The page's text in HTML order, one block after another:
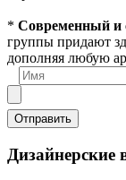
* Современный и
группы придают
дополняя любую
Отправить
Дизайнерские